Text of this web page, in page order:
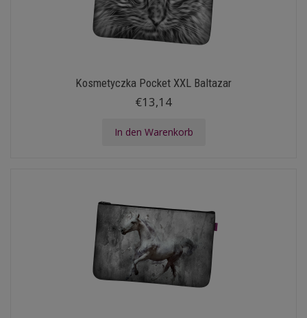
Kosmetyczka Pocket XXL Baltazar
€13,14
In den Warenkorb